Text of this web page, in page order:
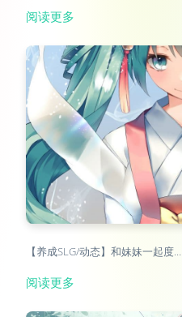
阅读更多
【养成SLG/动态】和妹妹一起度…
阅读更多